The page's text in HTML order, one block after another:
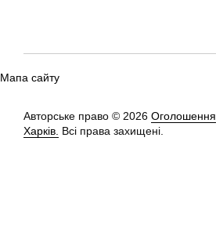
Мапа сайту
Авторське право © 2026 Оголошення
Харків. Всі права захищені.